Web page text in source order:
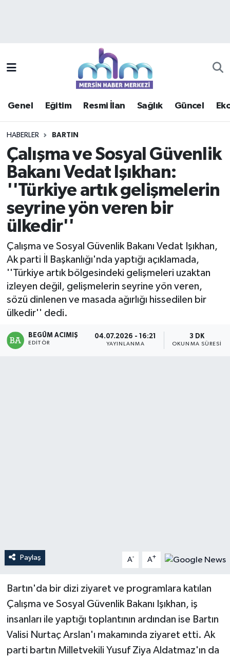
Genel Eğitim Resmi İlan Sağlık Güncel
HABERLER BARTIN
Çalışma ve Sosyal Güvenlik
Bakanı Vedat Işıkhan:
''Türkiye artık gelişmelerin
seyrine yön veren bir
ülkedir''
Çalışma ve Sosyal Güvenlik Bakanı Vedat Işıkhan,
Ak parti İl Başkanlığı'nda yaptığı açıklamada,
''Türkiye artık bölgesindeki gelişmeleri uzaktan
izleyen değil, gelişmelerin seyrine yön veren,
sözü dinlenen ve masada ağırlığı hissedilen bir
ülkedir'' dedi.
BEGÜM ACIMIŞ
EDITÖR
04.07.2026 - 16:21
YAYINLANMA
3 DK
OKUNMA SÜRESI
Paylaş A- A+
Bartın'da bir dizi ziyaret ve programlara katılan
Çalışma ve Sosyal Güvenlik Bakanı Işıkhan, iş
insanları ile yaptığı toplantının ardından ise Bartın
Valisi Nurtaç Arslan'ı makamında ziyaret etti. Ak
parti bartın Milletvekili Yusuf Ziya Aldatmaz'ın da
Güncel
Haberde insan
Kültür - Sanat
Magazin
Mersin
Mersin Tarihi
Mersin Trafik Yoğunluk Haritası
Süper Lig Puan Durumu ve Fikstür
Haber Arşivi